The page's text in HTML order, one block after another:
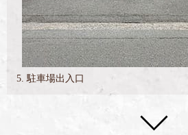
5. 駐車場出入口